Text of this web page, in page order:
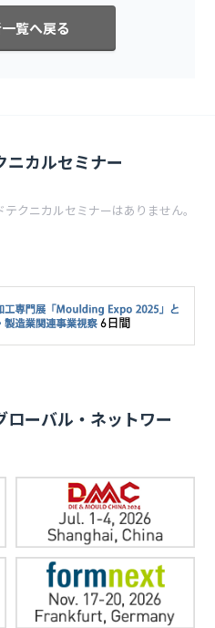
ニカルセミナー
クニカルセミナーはありません。
ーバル・ネットワー